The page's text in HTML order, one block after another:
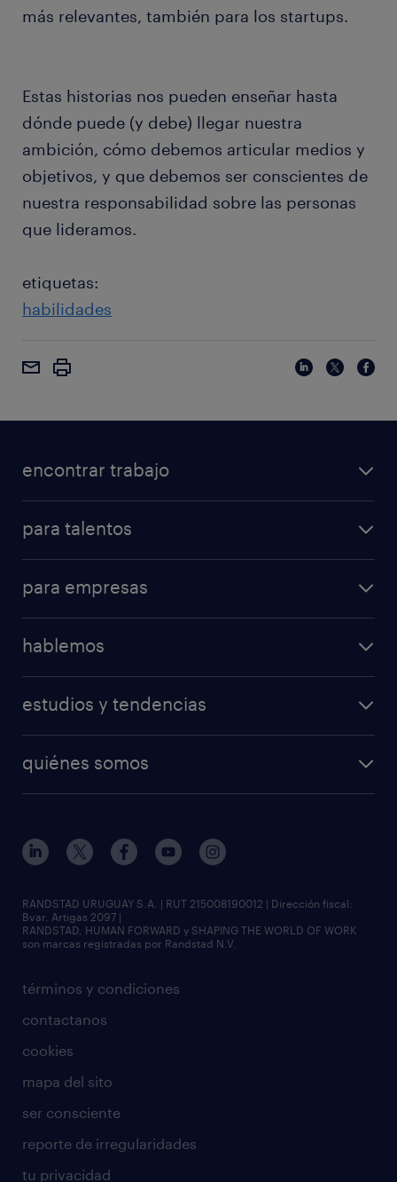
más relevantes, también para los startups.
Estas historias nos pueden enseñar hasta
dónde puede (y debe) llegar nuestra
ambición, cómo debemos articular medios y
objetivos, y que debemos ser conscientes de
nuestra responsabilidad sobre las personas
que lideramos.
etiquetas:
habilidades
encontrar trabajo
para talentos
para empresas
hablemos
estudios y tendencias
quiénes somos
términos y condiciones
contactanos
cookies
mapa del sito
ser consciente
reporte de irregularidades
tu privacidad
RANDSTAD URUGUAY S.A. | RUT 215008190012 | Dirección fiscal:
Bvar. Artigas 2097 |
RANDSTAD, HUMAN FORWARD y SHAPING THE WORLD OF WORK
son marcas registradas por Randstad N.V.